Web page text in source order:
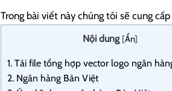
Trong bài viết này chúng tôi sẽ cung
Nội dung [Ẩn]
1. Tải file tổng hợp vector logo ngân
2. Ngân hàng Bản Việt